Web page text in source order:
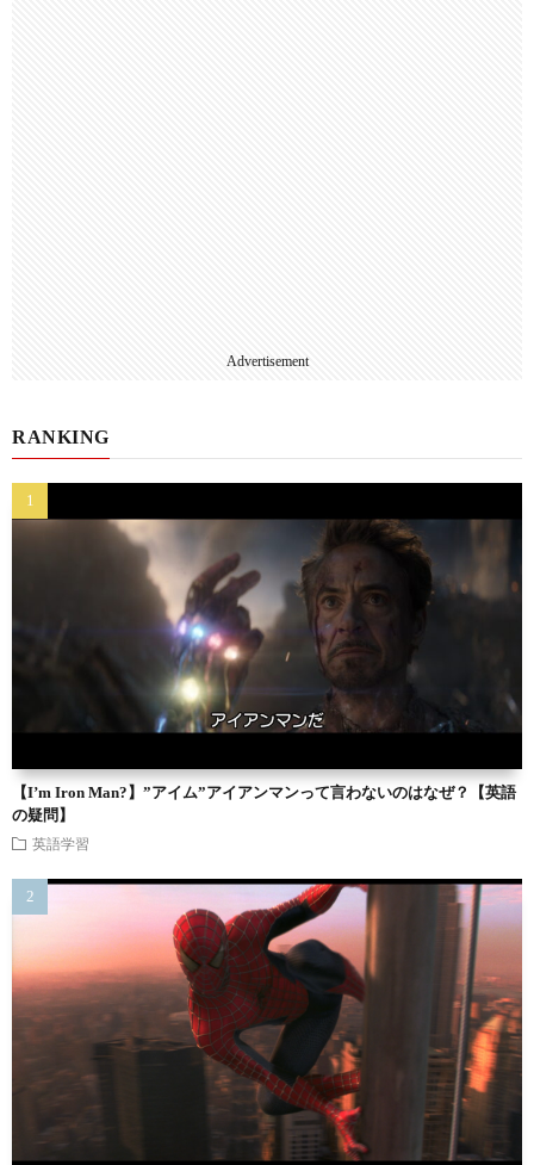
Advertisement
RANKING
【I’m Iron Man?】”アイム”アイアンマンって言わないのはなぜ？【英語
の疑問】
英語学習